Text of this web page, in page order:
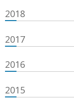
2018
2017
2016
2015